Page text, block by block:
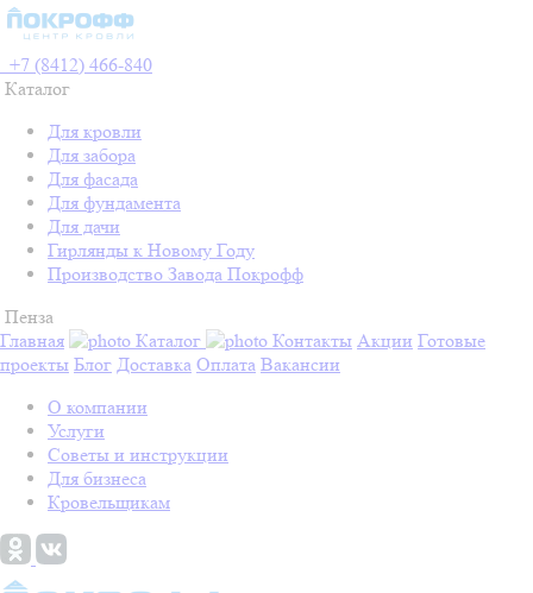
+7 (8412) 466-840
Каталог
Для кровли
Для забора
Для фасада
Для фундамента
Для дачи
Гирлянды к Новому Году
Производство Завода Покрофф
Пенза
Главная
Каталог Контакты Акции Готовые
проекты Блог Доставка Оплата Вакансии
О компании
Услуги
Советы и инструкции
Для бизнеса
Кровельщикам